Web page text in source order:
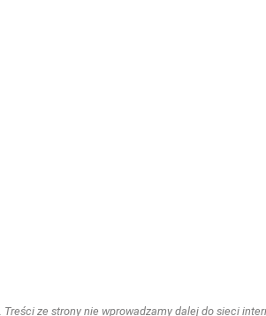
ze strony nie wprowadzamy dalej do sieci